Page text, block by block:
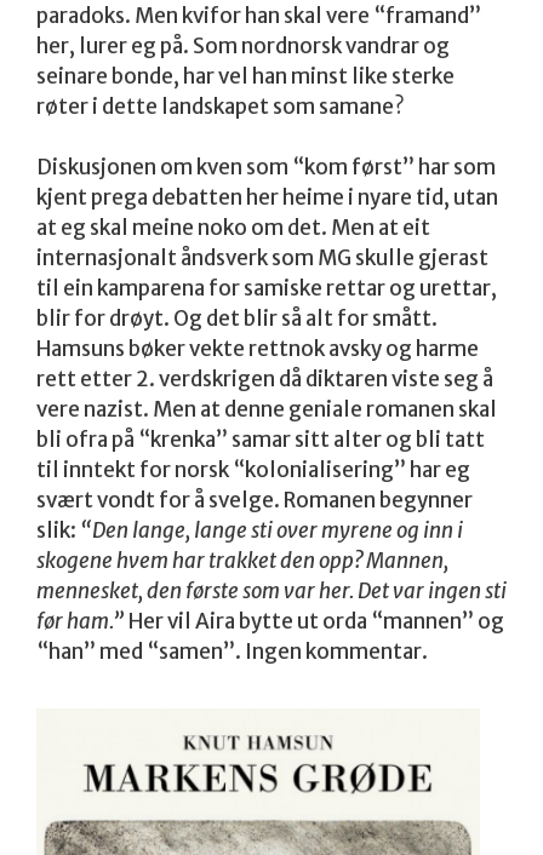
paradoks. Men kvifor han skal vere “framand”
her, lurer eg på. Som nordnorsk vandrar og
seinare bonde, har vel han minst like sterke
røter i dette landskapet som samane?
Diskusjonen om kven som “kom først” har som
kjent prega debatten her heime i nyare tid, utan
at eg skal meine noko om det. Men at eit
internasjonalt åndsverk som MG skulle gjerast
til ein kamparena for samiske rettar og urettar,
blir for drøyt. Og det blir så alt for smått.
Hamsuns bøker vekte rettnok avsky og harme
rett etter 2. verdskrigen då diktaren viste seg å
vere nazist. Men at denne geniale romanen skal
bli ofra på “krenka” samar sitt alter og bli tatt
til inntekt for norsk “kolonialisering” har eg
svært vondt for å svelge. Romanen begynner
slik: “Den lange, lange sti over myrene og inn i
skogene hvem har trakket den opp? Mannen,
mennesket, den første som var her. Det var ingen sti
før ham.” Her vil Aira bytte ut orda “mannen” og
“han” med “samen”. Ingen kommentar.